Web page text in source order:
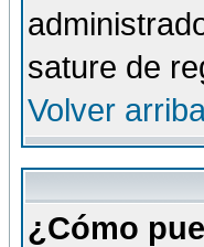
sature de
Volver
¿Cómo